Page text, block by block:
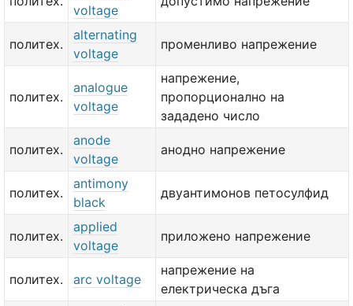
voltage
политех.
alternating
voltage
променливо напрежение
политех.
analogue
voltage
напрежение,
пропорционално на
зададено число
политех.
anode
voltage
анодно напрежение
политех.
antimony
black
двуантимонов петосулфид
политех.
applied
voltage
приложено напрежение
политех. arc voltage
напрежение на
електрическа дъга